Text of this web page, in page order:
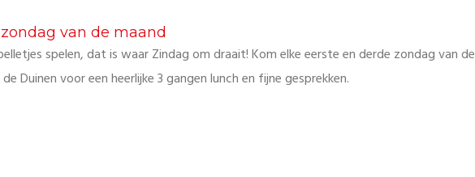
van de maand
spelen, dat is waar Zindag om draait! Kom elke eerste en derde zondag van de
Duinen voor een heerlijke 3 gangen lunch en fijne gesprekken.